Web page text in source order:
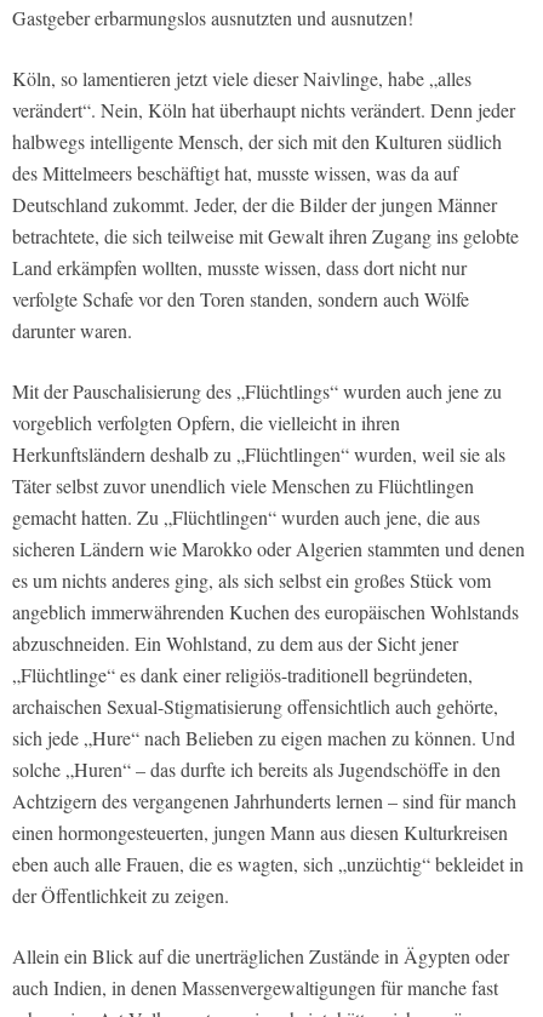
Gastgeber erbarmungslos ausnutzten und ausnutzen!
Köln, so lamentieren jetzt viele dieser Naivlinge, habe „alles
verändert“. Nein, Köln hat überhaupt nichts verändert. Denn jeder
halbwegs intelligente Mensch, der sich mit den Kulturen südlich
des Mittelmeers beschäftigt hat, musste wissen, was da auf
Deutschland zukommt. Jeder, der die Bilder der jungen Männer
betrachtete, die sich teilweise mit Gewalt ihren Zugang ins gelobte
Land erkämpfen wollten, musste wissen, dass dort nicht nur
verfolgte Schafe vor den Toren standen, sondern auch Wölfe
darunter waren.
Mit der Pauschalisierung des „Flüchtlings“ wurden auch jene zu
vorgeblich verfolgten Opfern, die vielleicht in ihren
Herkunftsländern deshalb zu „Flüchtlingen“ wurden, weil sie als
Täter selbst zuvor unendlich viele Menschen zu Flüchtlingen
gemacht hatten. Zu „Flüchtlingen“ wurden auch jene, die aus
sicheren Ländern wie Marokko oder Algerien stammten und denen
es um nichts anderes ging, als sich selbst ein großes Stück vom
angeblich immerwährenden Kuchen des europäischen Wohlstands
abzuschneiden. Ein Wohlstand, zu dem aus der Sicht jener
„Flüchtlinge“ es dank einer religiös-traditionell begründeten,
archaischen Sexual-Stigmatisierung offensichtlich auch gehörte,
sich jede „Hure“ nach Belieben zu eigen machen zu können. Und
solche „Huren“ – das durfte ich bereits als Jugendschöffe in den
Achtzigern des vergangenen Jahrhunderts lernen – sind für manch
einen hormongesteuerten, jungen Mann aus diesen Kulturkreisen
eben auch alle Frauen, die es wagten, sich „unzüchtig“ bekleidet in
der Öffentlichkeit zu zeigen.
Allein ein Blick auf die unerträglichen Zustände in Ägypten oder
auch Indien, in denen Massenvergewaltigungen für manche fast